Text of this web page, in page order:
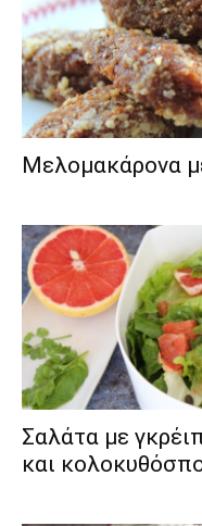
Μελομακάρονα
Σαλάτα με
και